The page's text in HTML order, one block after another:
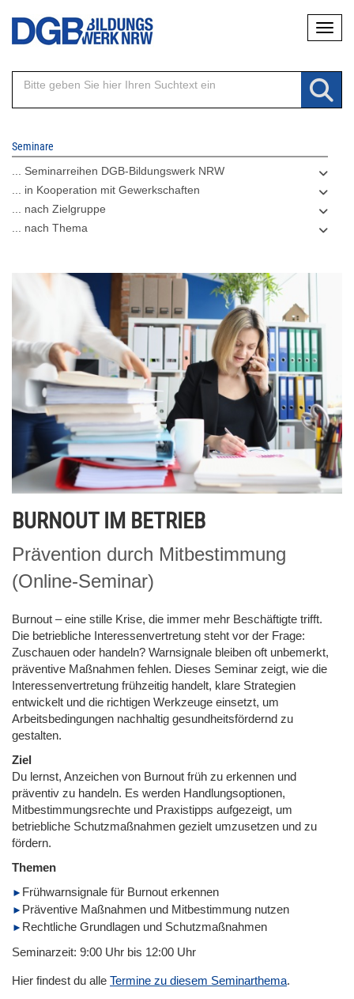
Direkt
Inhalt
Seminare
... Seminarreihen DGB-Bildungswerk NRW
... in Kooperation mit Gewerkschaften
... nach Zielgruppe
... nach Thema
BURNOUT IM BETRIEB
Prävention durch Mitbestimmung
(Online-Seminar)
Burnout – eine stille Krise, die immer mehr Beschäftigte trifft.
Die betriebliche Interessenvertretung steht vor der Frage:
Zuschauen oder handeln? Warnsignale bleiben oft unbemerkt,
präventive Maßnahmen fehlen. Dieses Seminar zeigt, wie die
Interessenvertretung frühzeitig handelt, klare Strategien
entwickelt und die richtigen Werkzeuge einsetzt, um
Arbeitsbedingungen nachhaltig gesundheitsfördernd zu
gestalten.
Ziel
Du lernst, Anzeichen von Burnout früh zu erkennen und
präventiv zu handeln. Es werden Handlungsoptionen,
Mitbestimmungsrechte und Praxistipps aufgezeigt, um
betriebliche Schutzmaßnahmen gezielt umzusetzen und zu
fördern.
Themen
Frühwarnsignale für Burnout erkennen
Präventive Maßnahmen und Mitbestimmung nutzen
Rechtliche Grundlagen und Schutzmaßnahmen
Seminarzeit: 9:00 Uhr bis 12:00 Uhr
Hier findest du alle Termine zu diesem Seminarthema.